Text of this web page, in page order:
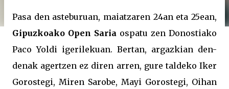
Pasa den asteburuan, maiatzaren 24an eta 25ean,
Gipuzkoako Open Saria ospatu zen Donostiako
Paco Yoldi igerilekuan. Bertan, argazkian den-
denak agertzen ez diren arren, gure taldeko Iker
Gorostegi, Miren Sarobe, Mayi Gorostegi, Oihan